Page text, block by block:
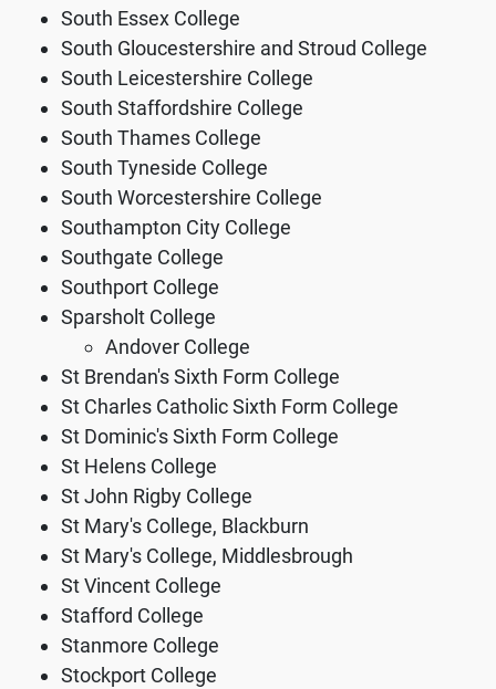
South Essex College
South Gloucestershire and Stroud College
South Leicestershire College
South Staffordshire College
South Thames College
South Tyneside College
South Worcestershire College
Southampton City College
Southgate College
Southport College
Sparsholt College
Andover College
St Brendan's Sixth Form College
St Charles Catholic Sixth Form College
St Dominic's Sixth Form College
St Helens College
St John Rigby College
St Mary's College, Blackburn
St Mary's College, Middlesbrough
St Vincent College
Stafford College
Stanmore College
Stockport College